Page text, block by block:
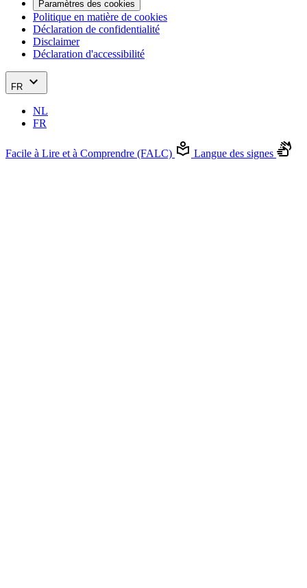
Paramètres des cookies
Politique en matière de cookies
Déclaration de confidentialité
Disclaimer
Déclaration d'accessibilité
FR
NL
FR
Facile à Lire et à Comprendre (FALC) Langue des signes